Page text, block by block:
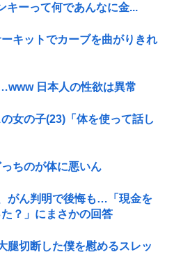
キーって何であんなに金...
キットでカーブを曲がりきれ
日本人の性欲は異常
女の子(23)「体を使って話し
ちのが体に悪いん
がん判明で後悔も…「現金を
？」にまさかの回答
腿切断した僕を慰めるスレッ